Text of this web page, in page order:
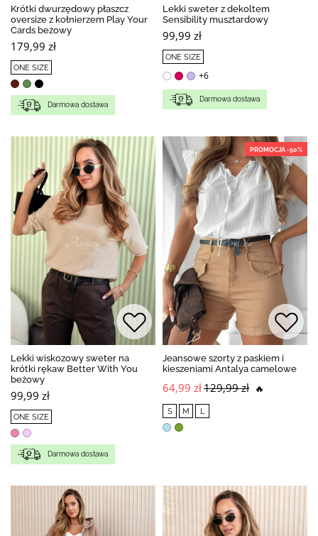
Krótki dwurzędowy płaszcz
oversize z kołnierzem Play Your
Cards beżowy
179,99 zł
ONE SIZE
Darmowa dostawa
Lekki sweter z dekoltem
Sensibility musztardowy
99,99 zł
ONE SIZE
+6
Darmowa dostawa
Lekki wiskozowy sweter na
krótki rękaw Better With You
beżowy
99,99 zł
ONE SIZE
Darmowa dostawa
PROMOCJA -50%
Jeansowe szorty z paskiem i
kieszeniami Antalya camelowe
64,99 zł129,99 zł 🔥
S M L